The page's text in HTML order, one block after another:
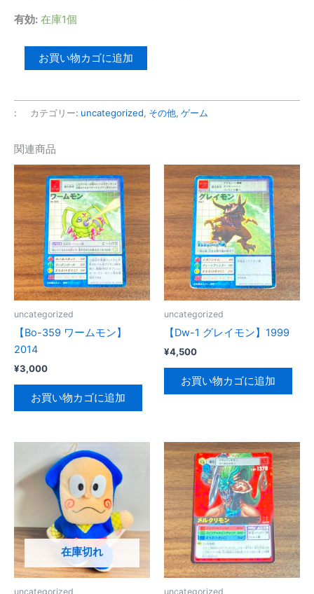
有効: 在庫1個
マ
ビ
フ
ィ
ギ
ュ
ア】
ロ
ッ
ク
ク
リ
マ
個
お買い物カゴに追加
: カテゴリー: uncategorized, その他, ゲーム
関連商品
uncategorized
【Bo-359 ワームモン】
2014
¥3,000
お買い物カゴに追加
uncategorized
【Dw-1 グレイモン】1999
¥4,500
お買い物カゴに追加
在庫切れ
uncategorized uncategorized